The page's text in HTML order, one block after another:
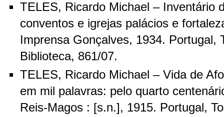
TELES, Ricardo Michael – Inventário
conventos e igrejas palácios e
Imprensa Gonçalves, 1934. Portugal,
Biblioteca, 861/07.
TELES, Ricardo Michael – Vida de
em mil palavras: pelo quarto
Reis-Magos : [s.n.], 1915. Portugal,